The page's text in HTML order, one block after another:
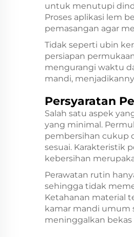
untuk menutupi
Proses aplikasi lem
pemasangan agar
Tidak seperti ubin
persiapan
mengurangi waktu
mandi,
Persyaratan
Salah satu aspek
yang minimal.
pembersihan cukup
sesuai. Karakteristik
kebersihan
Perawatan rutin
sehingga tidak
Ketahanan material
kamar mandi umum
meninggalkan